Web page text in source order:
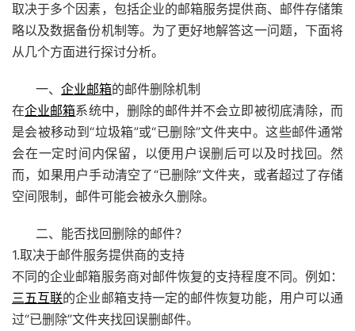
取决于多个因素，包括企业的邮箱服务提供商、邮件存储策
略以及数据备份机制等。为了更好地解答这一问题，下面将
从几个方面进行探讨分析。
一、 企业邮箱的邮件删除机制
在企业邮箱系统中，删除的邮件并不会立即被彻底清除，而
是会被移动到“垃圾箱”或“已删除”文件夹中。这些邮件通常
会在一定时间内保留，以便用户误删后可以及时找回。然
而，如果用户手动清空了“已删除”文件夹，或者超过了存储
空间限制，邮件可能会被永久删除。
二、能否找回删除的邮件？
1.取决于邮件服务提供商的支持
不同的企业邮箱服务商对邮件恢复的支持程度不同。例如：
三五互联的企业邮箱支持一定的邮件恢复功能，用户可以通
过“已删除”文件夹找回误删邮件。